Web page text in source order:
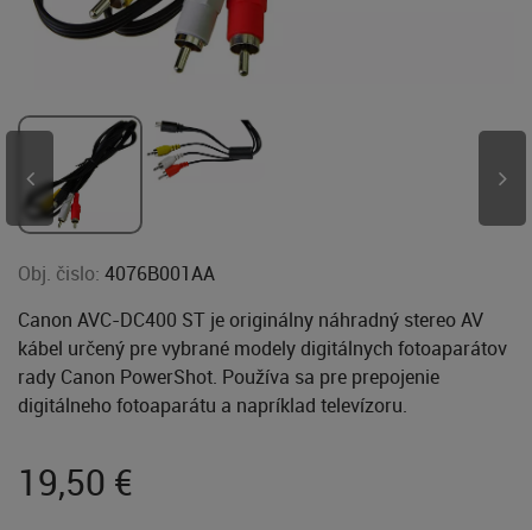
Obj. čislo: 4076B001AA
Canon AVC-DC400 ST je originálny náhradný stereo AV
kábel určený pre vybrané modely digitálnych fotoaparátov
rady Canon PowerShot. Používa sa pre prepojenie
digitálneho fotoaparátu a napríklad televízoru.
19,50 €